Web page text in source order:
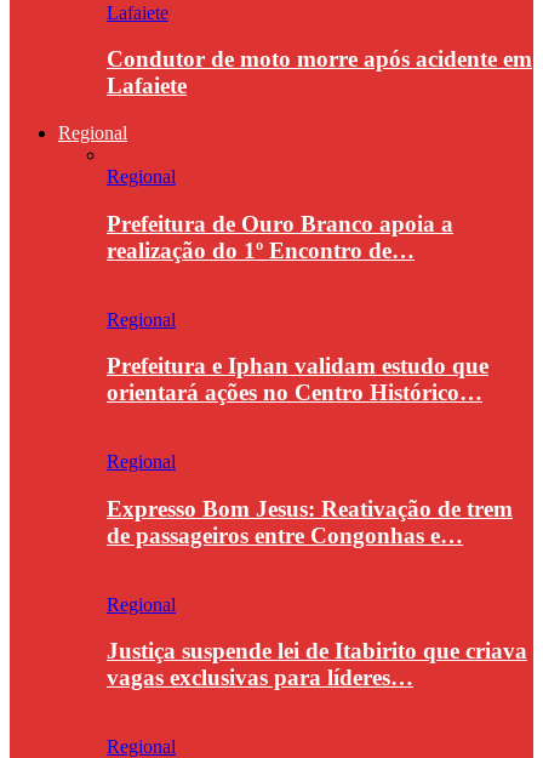
Lafaiete
Condutor de moto morre após acidente em
Lafaiete
Regional
Regional
Prefeitura de Ouro Branco apoia a
realização do 1º Encontro de…
Regional
Prefeitura e Iphan validam estudo que
orientará ações no Centro Histórico…
Regional
Expresso Bom Jesus: Reativação de trem
de passageiros entre Congonhas e…
Regional
Justiça suspende lei de Itabirito que criava
vagas exclusivas para líderes…
Regional